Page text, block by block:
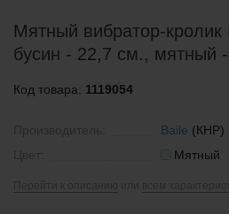
Мятный вибратор-
бусин - 22,7 см., мятный
Код товара: 1119054
Baile (КНР)
Мятный